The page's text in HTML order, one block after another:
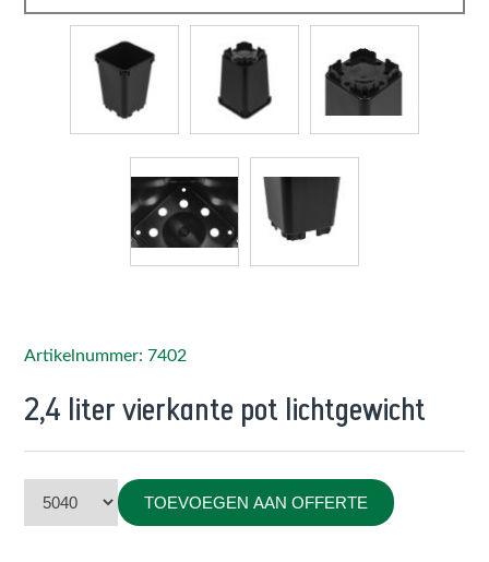
Artikelnummer: 7402
2,4 liter vierkante pot lichtgewicht
TOEVOEGEN AAN OFFERTE